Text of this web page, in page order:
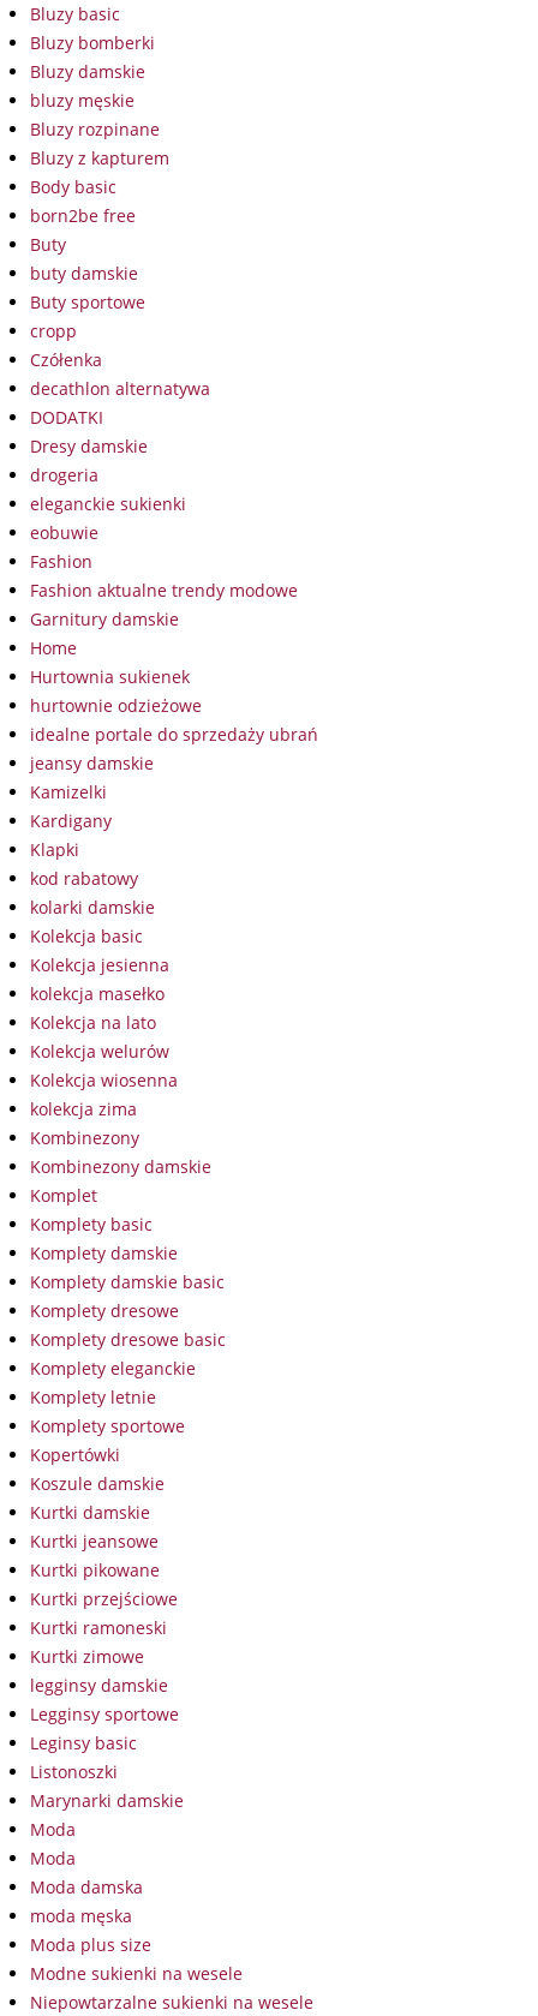
Bluzy basic
Bluzy bomberki
Bluzy damskie
bluzy męskie
Bluzy rozpinane
Bluzy z kapturem
Body basic
born2be free
Buty
buty damskie
Buty sportowe
cropp
Czółenka
decathlon alternatywa
DODATKI
Dresy damskie
drogeria
eleganckie sukienki
eobuwie
Fashion
Fashion aktualne trendy modowe
Garnitury damskie
Home
Hurtownia sukienek
hurtownie odzieżowe
idealne portale do sprzedaży ubrań
jeansy damskie
Kamizelki
Kardigany
Klapki
kod rabatowy
kolarki damskie
Kolekcja basic
Kolekcja jesienna
kolekcja masełko
Kolekcja na lato
Kolekcja welurów
Kolekcja wiosenna
kolekcja zima
Kombinezony
Kombinezony damskie
Komplet
Komplety basic
Komplety damskie
Komplety damskie basic
Komplety dresowe
Komplety dresowe basic
Komplety eleganckie
Komplety letnie
Komplety sportowe
Kopertówki
Koszule damskie
Kurtki damskie
Kurtki jeansowe
Kurtki pikowane
Kurtki przejściowe
Kurtki ramoneski
Kurtki zimowe
legginsy damskie
Legginsy sportowe
Leginsy basic
Listonoszki
Marynarki damskie
Moda
Moda
Moda damska
moda męska
Moda plus size
Modne sukienki na wesele
Niepowtarzalne sukienki na wesele